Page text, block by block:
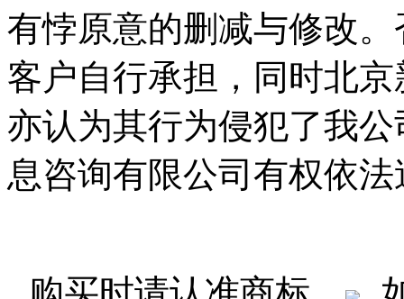
有悖原意的删减与修改
客户自行承担，同时北
亦认为其行为侵犯了我
息咨询有限公司有权依